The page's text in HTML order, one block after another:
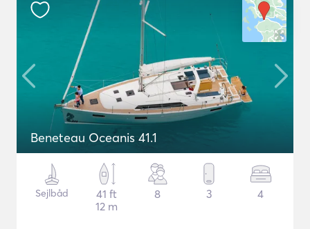
Beneteau Oceanis 41.1
Sejlbåd
41 ft
12 m
8 3 4